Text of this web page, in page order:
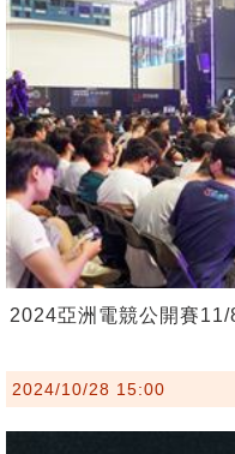
2024亞洲電競公開賽
2024/10/28 15:00